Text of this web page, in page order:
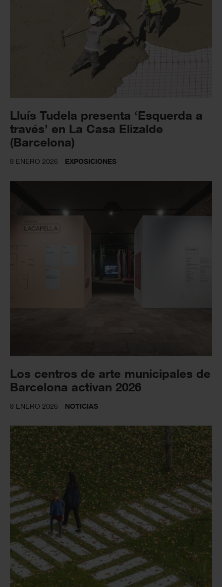
Lluís Tudela presenta ‘Esquerda a
través’ en La Casa Elizalde
(Barcelona)
9 ENERO 2026 EXPOSICIONES
Los centros de arte municipales de
Barcelona activan 2026
9 ENERO 2026 NOTICIAS